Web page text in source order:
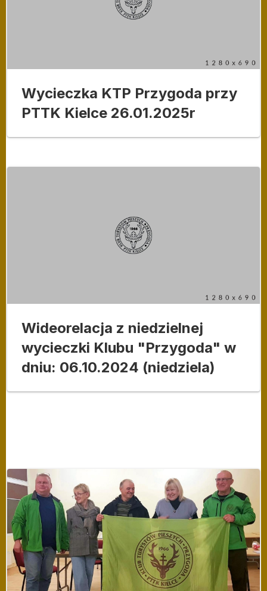
Wycieczka KTP Przygoda przy
PTTK Kielce 26.01.2025r
Wideorelacja z niedzielnej
wycieczki Klubu "Przygoda" w
dniu: 06.10.2024 (niedziela)